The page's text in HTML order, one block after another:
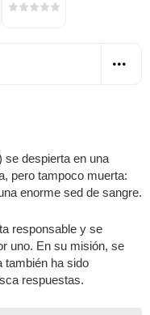
se despierta en una
pero tampoco muerta:
enorme sed de sangre.
responsable y se
uno. En su misión, se
también ha sido
respuestas.